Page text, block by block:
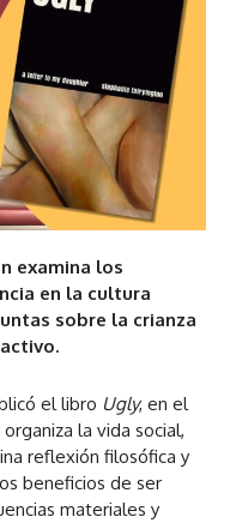
examina los
en la cultura
sobre la crianza
el libro Ugly, en el
la vida social,
reflexión filosófica y
beneficios de ser
materiales y